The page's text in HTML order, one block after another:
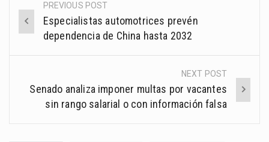
Post
navigation
PREVIOUS POST
Especialistas automotrices prevén
dependencia de China hasta 2032
NEXT POST
Senado analiza imponer multas por vacantes
sin rango salarial o con información falsa